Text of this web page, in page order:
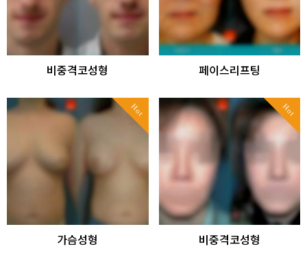
비중격코성형 페이스리프팅
Hot
가슴성형
Hot
비중격코성형